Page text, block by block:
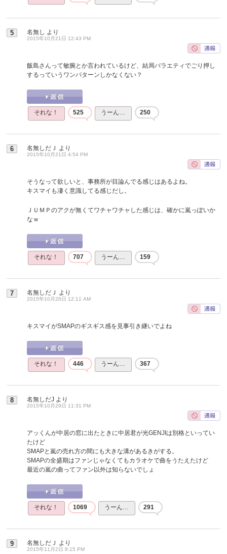
5 名無し より
2015年10月21日 12:43 PM
飯島さんって敏腕とか言われているけど、結局バラエティでごり押し
するっていうワンパターンしかなくない？
それな！ 525 うーん… 250
6 名無しだＪ より
2015年10月21日 4:54 PM
そうなって欲しいと、事務所が目論んでる感じはあるよね。
キスマイも凄く意識してる感じだし。
ＪＵＭＰのアクが無くてワチャワチャした感じは、確かに嵐っぽいか
なｗ
それな！ 707 うーん… 159
7 名無しだＪ より
2015年10月26日 12:11 AM
キスマイがSMAPのギスギス感を見事引き継いでよね
それな！ 446 うーん… 367
8 名無しだJ より
2015年10月29日 11:31 PM
アッくんが中居の窓に出たときに中居君が光GENJIは別格といってい
たけど
SMAPと嵐の売れ方の間にも大きな溝があるきがする。
SMAPの全盛期はファンじゃなくてもカラオケで曲をうたえたけど
最近の嵐の曲ってファン以外は知らないでしょ
それな！ 1069 うーん… 291
9 名無しだＪ より
2015年11月2日 8:15 PM